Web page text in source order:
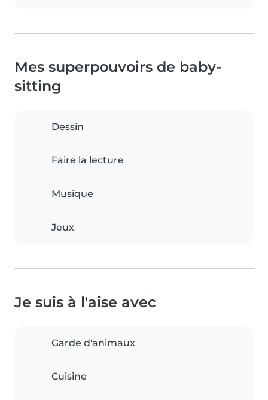
Mes superpouvoirs de baby-
sitting
Dessin
Faire la lecture
Musique
Jeux
Je suis à l'aise avec
Garde d'animaux
Cuisine